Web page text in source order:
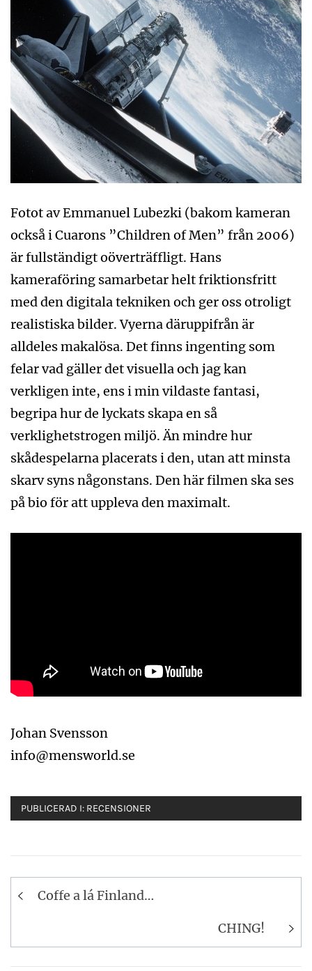
Fotot av Emmanuel Lubezki (bakom kameran
också i Cuarons ”Children of Men” från 2006)
är fullständigt oöverträffligt. Hans
kameraföring samarbetar helt friktionsfritt
med den digitala tekniken och ger oss otroligt
realistiska bilder. Vyerna däruppifrån är
alldeles makalösa. Det finns ingenting som
felar vad gäller det visuella och jag kan
verkligen inte, ens i min vildaste fantasi,
begripa hur de lyckats skapa en så
verklighetstrogen miljö. Än mindre hur
skådespelarna placerats i den, utan att minsta
skarv syns någonstans. Den här filmen ska ses
på bio för att uppleva den maximalt.
Johan Svensson
info@mensworld.se
PUBLICERAD I: RECENSIONER
Inläggsnavigering
Coffe a lá Finland…
CHING!